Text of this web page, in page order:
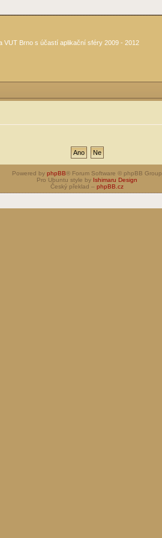
VUT Brno s účastí aplikační sféry 2009 - 2012
Powered by phpBB® Forum Software © phpBB Group
Pro Ubuntu style by Ishimaru Design
Český překlad – phpBB.cz